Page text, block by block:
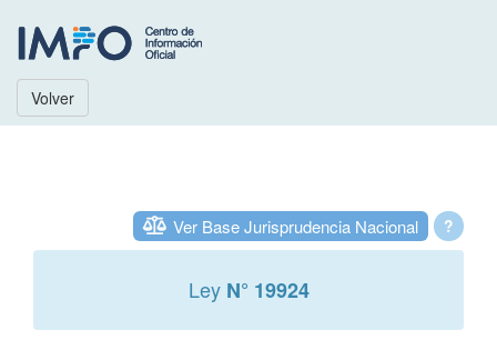
Volver
?
Ver Base Jurisprudencia Nacional
Ley N° 19924